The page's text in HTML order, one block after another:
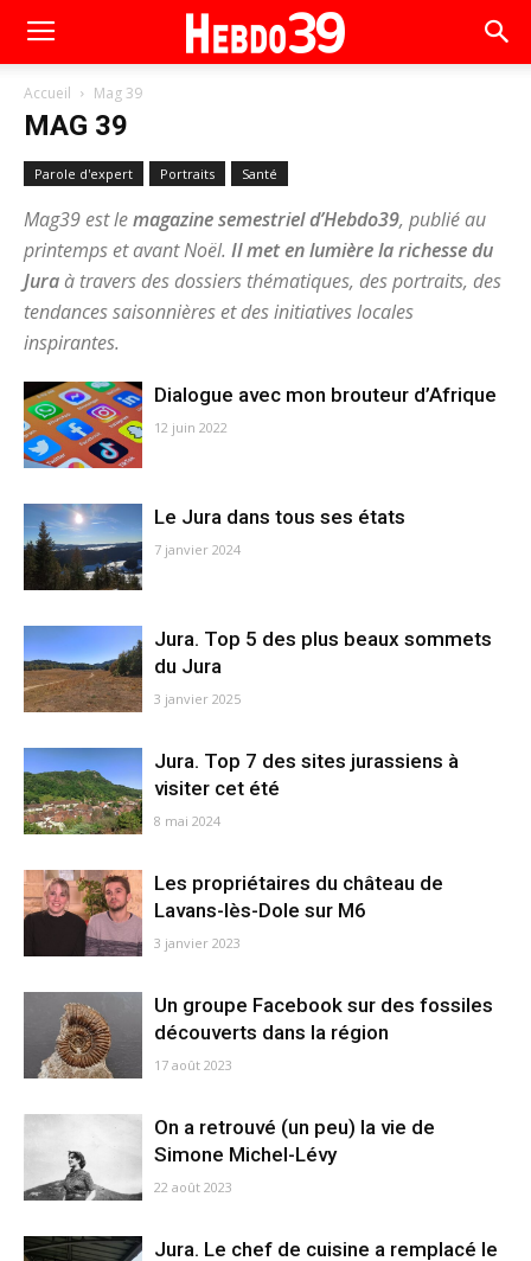
Accueil Mag 39
MAG 39
Parole d'expert Portraits Santé
Mag39 est lemagazine semestriel d’Hebdo39, publié au
printemps et avant Noël. Ilmet en lumière la richesse du
Juraà travers des dossiers thématiques, des portraits, des
tendances saisonnières et des initiatives locales
inspirantes.
Dialogue avec mon brouteur d’Afrique
12 juin 2022
Le Jura dans tous ses états
7 janvier 2024
Jura. Top 5 des plus beaux sommets
du Jura
3 janvier 2025
Jura. Top 7 des sites jurassiens à
visiter cet été
8 mai 2024
Les propriétaires du château de
Lavans-lès-Dole sur M6
3 janvier 2023
Un groupe Facebook sur des fossiles
découverts dans la région
17 août 2023
On a retrouvé (un peu) la vie de
Simone Michel-Lévy
22 août 2023
Jura. Le chef de cuisine a remplacé le